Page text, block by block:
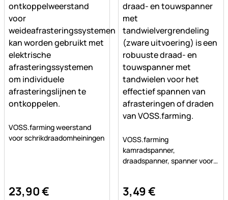
Nog geen beoordelingen geplaatst
VOSS.farming weerstand
voor schrikdraadomheiningen
23,90€
VOSS.farming
kamradspanner,
draadspanner, spanner voor
3,49€